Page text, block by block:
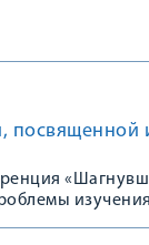
посвященной